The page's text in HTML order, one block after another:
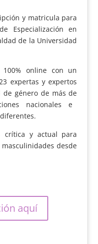
y matricula para
Especialización en
de la Universidad
online con un
expertas y expertos
de género de más de
nacionales e
crítica y actual para
desde
aquí